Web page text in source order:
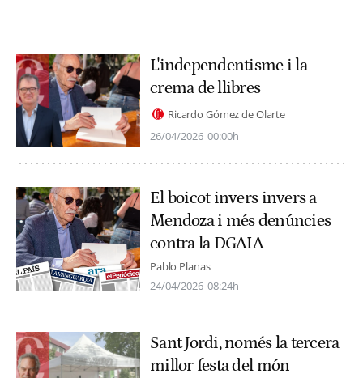
L'independentisme i la
crema de llibres
Ricardo Gómez de Olarte
26/04/2026 00:00h
El boicot invers invers a
Mendoza i més denúncies
contra la DGAIA
Pablo Planas
24/04/2026 08:24h
Sant Jordi, només la tercera
millor festa del món